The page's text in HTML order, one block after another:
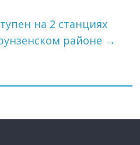
на 2 станциях
районе →